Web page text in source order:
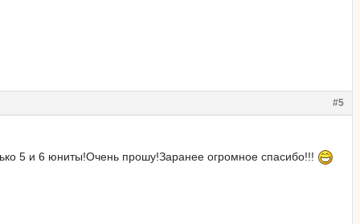
#5
5 и 6 юниты!Очень прошу!Заранее огромное спасибо!!!